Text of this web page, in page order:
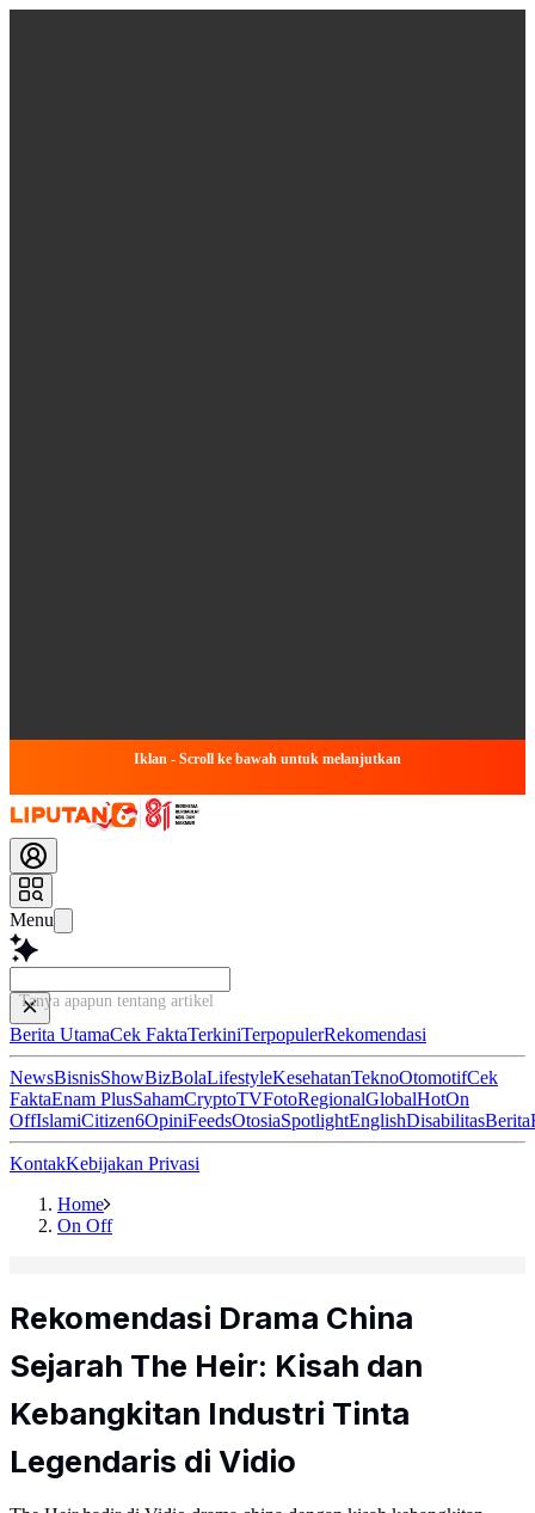
Iklan - Scroll ke bawah untuk melanjutkan
Menu
Tanya apapun tentang artikel ini...
Berita UtamaCek FaktaTerkiniTerpopulerRekomendasi
NewsBisnisShowBizBolaLifestyleKesehatanTeknoOtomotifCek
FaktaEnam PlusSahamCryptoTVFotoRegionalGlobalHotOn
OffIslamiCitizen6OpiniFeedsOtosiaSpotlightEnglishDisabilitasBerita
KontakKebijakan Privasi
Home
On Off
Rekomendasi Drama China
Sejarah The Heir: Kisah dan
Kebangkitan Industri Tinta
Legendaris di Vidio